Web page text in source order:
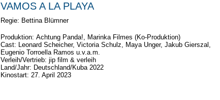
VAMOS A LA PLAYA
Regie: Bettina Blümner
Produktion: Achtung Panda!, Marinka Filmes (Ko-Produktion)
Cast: Leonard Scheicher, Victoria Schulz, Maya Unger, Jakub Gierszal,
Eugenio Torroella Ramos u.v.a.m.
Verleih/Vertrieb: jip film & verleih
Land/Jahr: Deutschland/Kuba 2022
Kinostart: 27. April 2023